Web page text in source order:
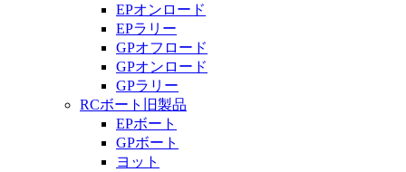
EPオンロード
EPラリー
GPオフロード
GPオンロード
GPラリー
RCボート旧製品
EPボート
GPボート
ヨット